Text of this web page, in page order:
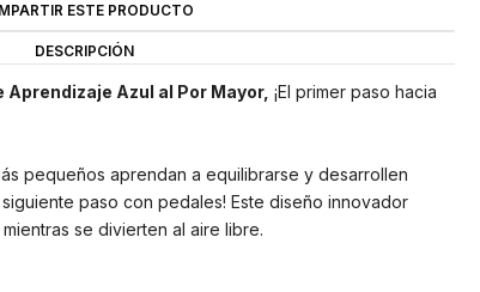
ESTE PRODUCTO
DESCRIPCIÓN
Azul al Por Mayor, ¡El primer paso hacia
pequeños aprendan a equilibrarse y desarrollen
paso con pedales! Este diseño innovador
se divierten al aire libre.